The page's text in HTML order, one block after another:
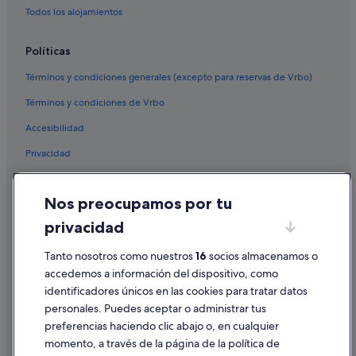
Hoteles boutique en Torrevieja
Hoteles baratos en La Mata
Residences en Guardamar del Segura
Hoteles con gimnasio en Torrevieja
Villas en Guardamar del Segura
Condominios en Torrevieja
Casas privadas de vacaciones en La Mata
Hoteles de 5 estrellas en Torrevieja
Hoteles románticos en Torrevieja
Hoteles con todo incluido en Torrevieja
Complejos de pisos en La Mata
El Chaparral hoteles
Hoteles cerca de Torre del Moro
Todos los alojamientos
Políticas
Términos y condiciones generales (excepto para reservas de Vrbo)
Términos y condiciones de Vrbo
Accesibilidad
Privacidad
Condiciones de uso
Información legal/contacto
Pautas sobre el contenido y cómo denunciar contenido
Ayuda
Cancelar un vuelo
Nos preocupamos por tu
privacidad
Tanto nosotros como nuestros16 socios almacenamos o
accedemos a información del dispositivo, como
identificadores únicos en las cookies para tratar datos
personales. Puedes aceptar o administrar tus
preferencias haciendo clic abajo o, en cualquier
momento, a través de la página de la política de